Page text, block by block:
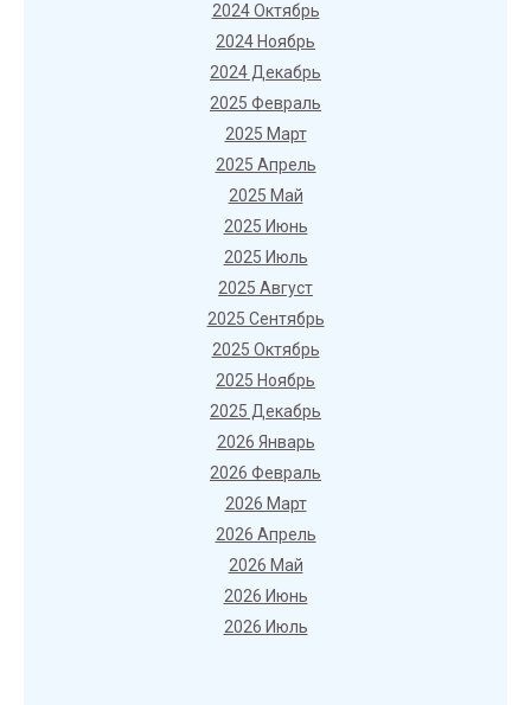
2024 Октябрь
2024 Ноябрь
2024 Декабрь
2025 Февраль
2025 Март
2025 Апрель
2025 Май
2025 Июнь
2025 Июль
2025 Август
2025 Сентябрь
2025 Октябрь
2025 Ноябрь
2025 Декабрь
2026 Январь
2026 Февраль
2026 Март
2026 Апрель
2026 Май
2026 Июнь
2026 Июль